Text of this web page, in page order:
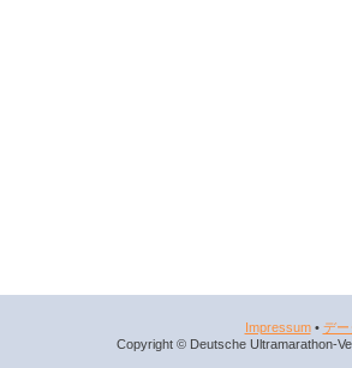
Impressum• デー
Copyright © Deutsche Ultramarathon-